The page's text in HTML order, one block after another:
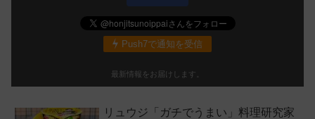
Push7で通知を受信
最新情報をお届けします。
リュウジ「ガチでうまい」料理研究家